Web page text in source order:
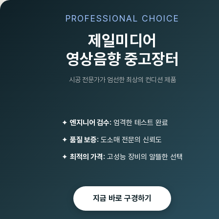
대면마이크(인터콤)
마이크
선거유세패키지
PROFESSIONAL CHOICE
제일미디어
영상음향 중고장터
시공 전문가가 엄선한 최상의 컨디션 제품
✦ 엔지니어 검수: 엄격한 테스트 완료
✦ 품질 보증: 도소매 전문의 신뢰도
✦ 최적의 가격: 고성능 장비의 알뜰한 선택
지금 바로 구경하기